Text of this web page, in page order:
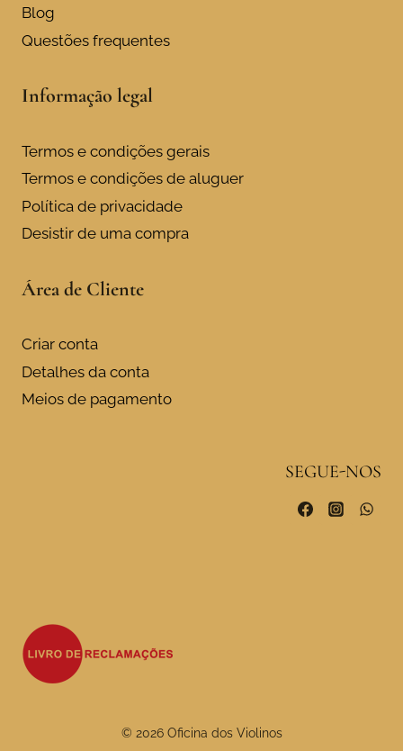
Blog
Questões frequentes
Informação legal
Termos e condições gerais
Termos e condições de aluguer
Política de privacidade
Desistir de uma compra
Área de Cliente
Criar conta
Detalhes da conta
Meios de pagamento
SEGUE-NOS
© 2026 Oficina dos Violinos